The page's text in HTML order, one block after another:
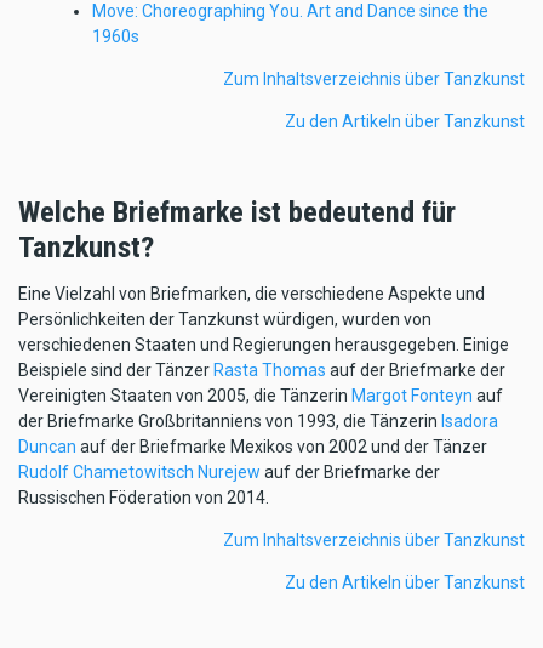
Move: Choreographing You. Art and Dance since the
1960s
Zum Inhaltsverzeichnis über Tanzkunst
Zu den Artikeln über Tanzkunst
Welche Briefmarke ist bedeutend für
Tanzkunst?
Eine Vielzahl von Briefmarken, die verschiedene Aspekte und
Persönlichkeiten der Tanzkunst würdigen, wurden von
verschiedenen Staaten und Regierungen herausgegeben. Einige
Beispiele sind der Tänzer Rasta Thomas auf der Briefmarke der
Vereinigten Staaten von 2005, die Tänzerin Margot Fonteyn auf
der Briefmarke Großbritanniens von 1993, die Tänzerin Isadora
Duncan auf der Briefmarke Mexikos von 2002 und der Tänzer
Rudolf Chametowitsch Nurejew auf der Briefmarke der
Russischen Föderation von 2014.
Zum Inhaltsverzeichnis über Tanzkunst
Zu den Artikeln über Tanzkunst